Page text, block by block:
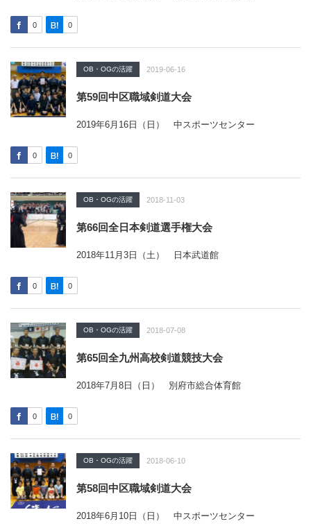
0 0
OB・OGの活躍 2019-06-16
第59回中区職域剣道大会
2019年6月16日（日） 中スポーツセンター
0 0
OB・OGの活躍 2018-11-03
第66回全日本剣道選手権大会
2018年11月3日（土） 日本武道館
0 0
OB・OGの活躍 2018-07-08
第65回全九州高校剣道競技大会
2018年7月8日（日） 別府市総合体育館
0 0
OB・OGの活躍 2018-06-10
第58回中区職域剣道大会
2018年6月10日（日） 中スポーツセンター